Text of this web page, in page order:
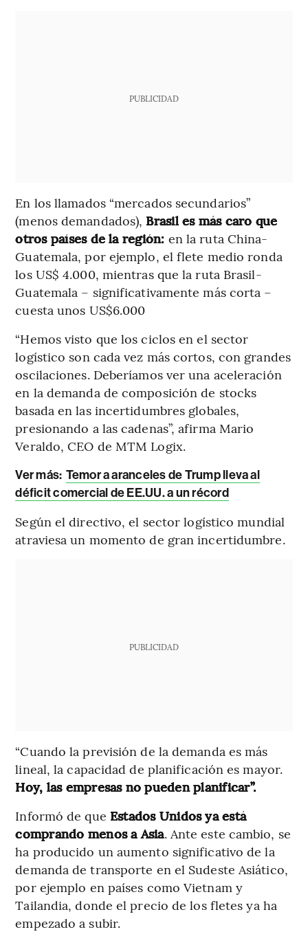
PUBLICIDAD
En los llamados “mercados secundarios”
(menos demandados), Brasil es más caro que
otros países de la región: en la ruta China-
Guatemala, por ejemplo, el flete medio ronda
los US$ 4.000, mientras que la ruta Brasil-
Guatemala – significativamente más corta –
cuesta unos US$6.000
“Hemos visto que los ciclos en el sector
logístico son cada vez más cortos, con grandes
oscilaciones. Deberíamos ver una aceleración
en la demanda de composición de stocks
basada en las incertidumbres globales,
presionando a las cadenas”, afirma Mario
Veraldo, CEO de MTM Logix.
Ver más: Temor a aranceles de Trump lleva al
déficit comercial de EE.UU. a un récord
Según el directivo, el sector logístico mundial
atraviesa un momento de gran incertidumbre.
PUBLICIDAD
“Cuando la previsión de la demanda es más
lineal, la capacidad de planificación es mayor.
Hoy, las empresas no pueden planificar”.
Informó de que Estados Unidos ya está
comprando menos a Asia. Ante este cambio, se
ha producido un aumento significativo de la
demanda de transporte en el Sudeste Asiático,
por ejemplo en países como Vietnam y
Tailandia, donde el precio de los fletes ya ha
empezado a subir.